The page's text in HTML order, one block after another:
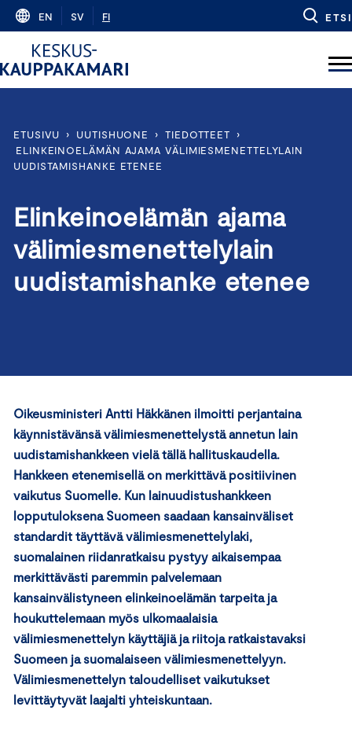
Skip
content
EN SV FI ETSI
ETUSIVU › UUTISHUONE › TIEDOTTEET
›
ELINKEINOELÄMÄN AJAMA VÄLIMIESMENETTELYLAIN
UUDISTAMISHANKE ETENEE
Elinkeinoelämän ajama
välimiesmenettelylain
uudistamishanke etenee
Oikeusministeri Antti Häkkänen ilmoitti perjantaina
käynnistävänsä välimiesmenettelystä annetun lain
uudistamishankkeen vielä tällä hallituskaudella.
Hankkeen etenemisellä on merkittävä positiivinen
vaikutus Suomelle. Kun lainuudistushankkeen
lopputuloksena Suomeen saadaan kansainväliset
standardit täyttävä välimiesmenettelylaki,
suomalainen riidanratkaisu pystyy aikaisempaa
merkittävästi paremmin palvelemaan
kansainvälistyneen elinkeinoelämän tarpeita ja
houkuttelemaan myös ulkomaalaisia
välimiesmenettelyn käyttäjiä ja riitoja ratkaistavaksi
Suomeen ja suomalaiseen välimiesmenettelyyn.
Välimiesmenettelyn taloudelliset vaikutukset
levittäytyvät laajalti yhteiskuntaan.